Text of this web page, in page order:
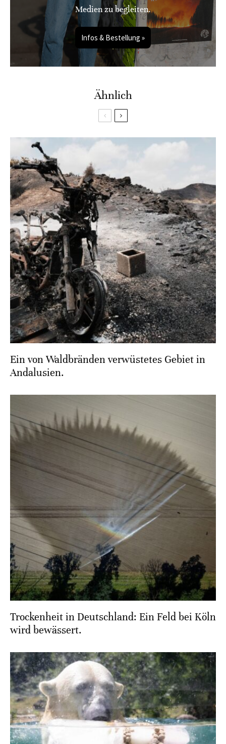
Medien zu begleiten.
Infos & Bestellung »
Ähnlich
Ein von Waldbränden verwüstetes Gebiet in
Andalusien.
Trockenheit in Deutschland: Ein Feld bei Köln
wird bewässert.